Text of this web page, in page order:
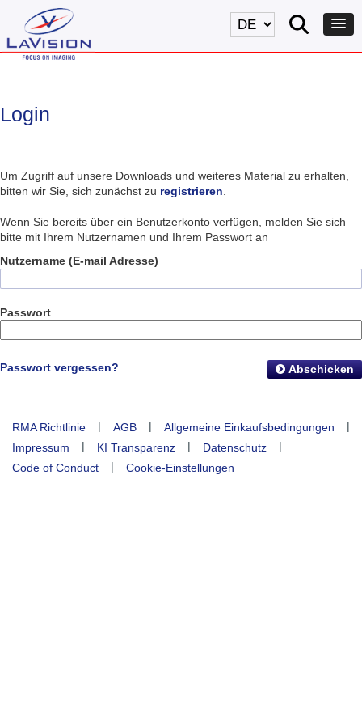
Login
Um Zugriff auf unsere Downloads und weiteres Material zu erhalten,
bitten wir Sie, sich zunächst zu registrieren
Wenn Sie bereits über ein Benutzerkonto verfügen, melden Sie sich
bitte mit Ihrem Nutzernamen und Ihrem Passwort an
Nutzername (E-mail Adresse)
Passwort
Passwort vergessen? Abschicken
RMA Richtlinie | AGB | Allgemeine Einkaufsbedingungen
|
Impressum
| KI Transparenz | Datenschutz
|
Code of Conduct
| Cookie-Einstellungen